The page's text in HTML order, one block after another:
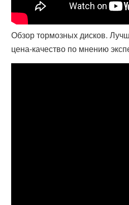
Обзор тормозных дисков.
цена-качество по мнению